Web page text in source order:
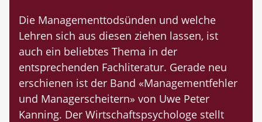
Die Managementtodsünden und welche
Lehren sich aus diesen ziehen lassen, ist
auch ein beliebtes Thema in der
entsprechenden Fachliteratur. Gerade neu
erschienen ist der Band «Managementfehler
und Managerscheitern» von Uwe Peter
Kanning. Der Wirtschaftspsychologe stellt